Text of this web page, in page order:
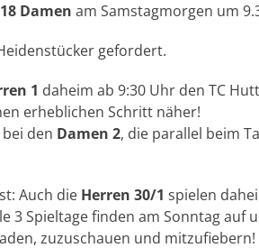
Damen am Samstagmorgen um
gefordert.
1 daheim ab 9:30 Uhr den TC
erheblichen Schritt näher!
den Damen 2, die parallel beim
Auch die Herren 30/1 spielen
3 Spieltage finden am Sonntag auf
zuzuschauen und mitzufiebern!